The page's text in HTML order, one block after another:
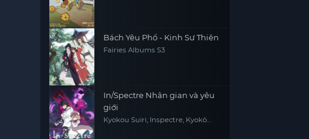
Bách Yêu Phổ - Kinh Sư Thiên
Fairies Albums S3
In/Spectre Nhân gian và yêu
giới
Kyokou Suiri, Inspectre, Kyokō